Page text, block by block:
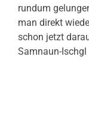
rundum
man direkt
schon jetzt
Samnaun-